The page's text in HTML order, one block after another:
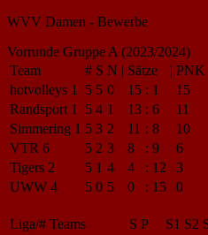
WVV Damen - Bewerbe
Vorrunde Gruppe A (2023/2024)
Team
# S N | Sätze | PNK
hotvolleys 1
5 5 0 15 : 1
15
Randsport 1
5 4 1 13 : 6
11
Simmering 1 5 3 2 11 : 8
10
VTR 6
5 2 3 8 : 9
6
Tigers 2
5 1 4 4 : 12
3
UWW 4
5 0 5 0 : 15 0
Liga/# Teams S P S1 S2